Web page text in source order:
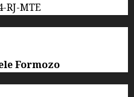
RJ-MTE
Formozo